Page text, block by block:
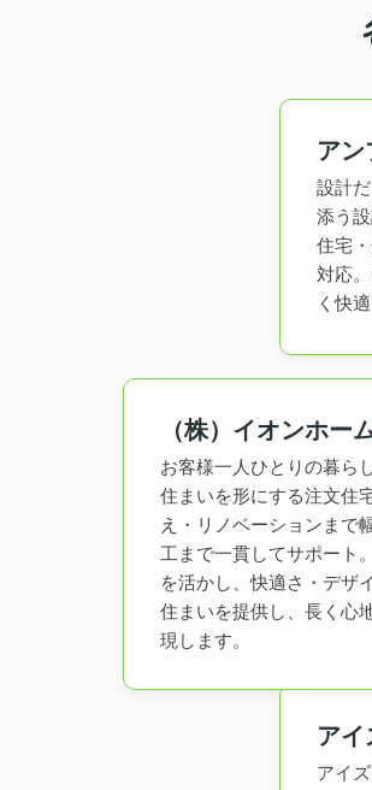
アイ
アイ
（株）イオンホー
お客様一人ひとりの暮ら
住まいを形にする注文住
え・リノベーションまで
工まで一貫してサポート
を活かし、快適さ・デザ
住まいを提供し、長く心
現します。
アン
設計
添う
住宅
対応
く快